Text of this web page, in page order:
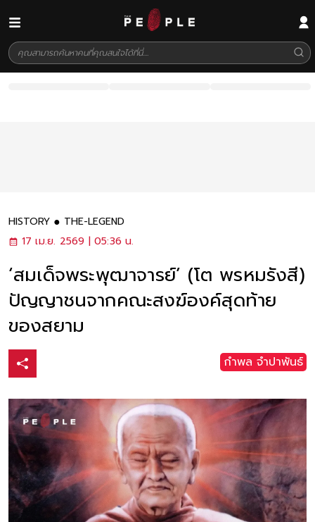
HISTORY
THE-LEGEND
17 เม.ย. 2569 | 05:36 น.
‘สมเด็จพระพุฒาจารย์’ (โต พรหมรังสี)
ปัญญาชนจากคณะสงฆ์องค์สุดท้าย
ของสยาม
กำพล จำปาพันธ์